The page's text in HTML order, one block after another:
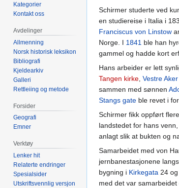
Schirmer studerte ved
en studiereise i Italia i
Franciscus von Linstow
Norge. I 1841 ble han
gammel og hadde kort
Hans arbeider er lett
Tangen kirke Vestre
sammen med sønnen
Stangs gate ble revet i
Schirmer fikk oppført flere
landstedet for hans
anlagt slik at bukten og
Samarbeidet med von
jernbanestasjonene langs
bygning i Kirkegata 24
med det var
Kategorier
Kontakt oss
Avdelinger
Allmenning
Norsk historisk leksikon
Bibliografi
Kjeldearkiv
Galleri
Rettleiing og metode
Forsider
Geografi
Emner
Verktøy
Lenker hit
Relaterte endringer
Spesialsider
Utskriftsvennlig versjon